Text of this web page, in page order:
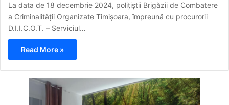
La data de 18 decembrie 2024, polițiștii Brigăzii de Combatere
a Criminalității Organizate Timișoara, împreună cu procurorii
D.I.I.C.O.T. – Serviciul…
Read More »